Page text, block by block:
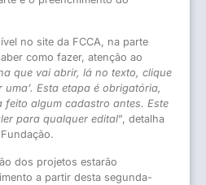
no site da FCCA, na parte
como fazer, atenção ao
que vai abrir, lá no texto, clique
Esta etapa é obrigatória,
feito algum cadastro antes. Este
para qualquer edital”, detalha
dos projetos estarão
a partir desta segunda-